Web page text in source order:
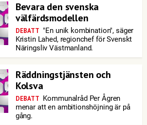
Bevara den svenska
välfärdsmodellen
DEBATT "En unik kombination", säger
Kristin Lahed, regionchef för Svenskt
Näringsliv Västmanland.
Räddningstjänsten och
Kolsva
DEBATT Kommunalråd Per Ågren
menar att en ambitionshöjning är på
gång.